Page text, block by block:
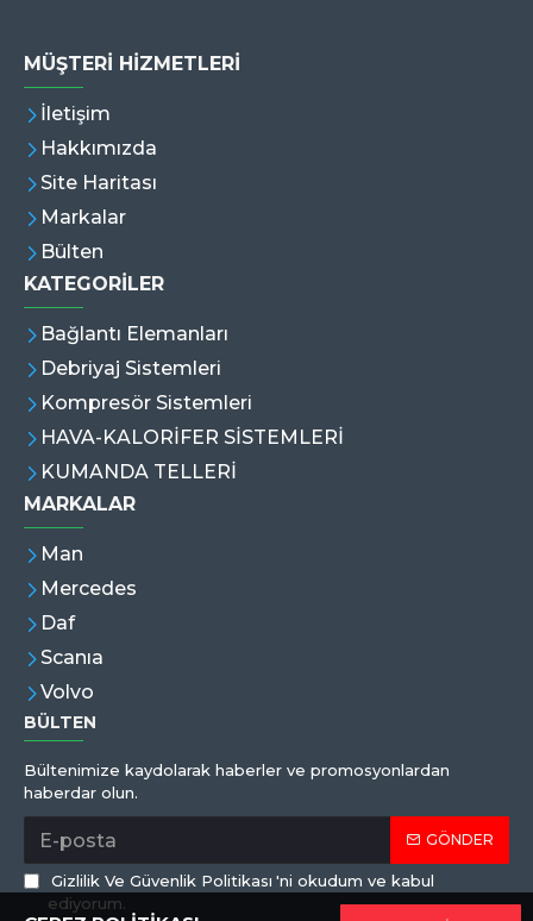
MÜŞTERI HIZMETLERI
İletişim
Hakkımızda
Site Haritası
Markalar
Bülten
KATEGORİLER
Bağlantı Elemanları
Debriyaj Sistemleri
Kompresör Sistemleri
HAVA-KALORİFER SİSTEMLERİ
KUMANDA TELLERİ
MARKALAR
Man
Mercedes
Daf
Scanıa
Volvo
BÜLTEN
Bültenimize kaydolarak haberler ve promosyonlardan
haberdar olun.
GÖNDER
Gizlilik Ve Güvenlik Politikası 'ni okudum ve kabul
ediyorum.